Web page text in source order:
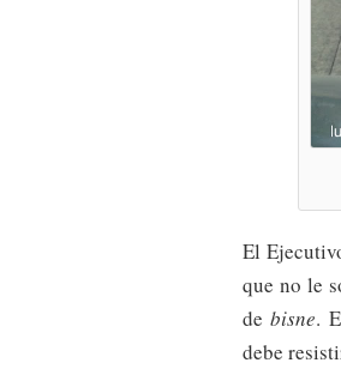
El
que no le
debisne.
debe